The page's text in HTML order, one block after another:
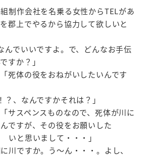
制作会社を名乗る女性からTELがあ
郡上でやるから協力して欲しいと
でいいですよ。で、どんなお手伝
すか？」
死体の役をおねがいしたいんです
、なんですかそれは？」
サスペンスものなので、死体が川に
ですが、その役をお願いした
して・・・」
川ですか。う～ん・・・。よし、